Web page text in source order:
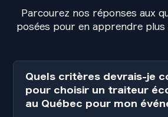
Parcourez nos réponses aux
posées pour en apprendre
Quels critères devrais-je
pour choisir un traiteur
au Québec pour mon